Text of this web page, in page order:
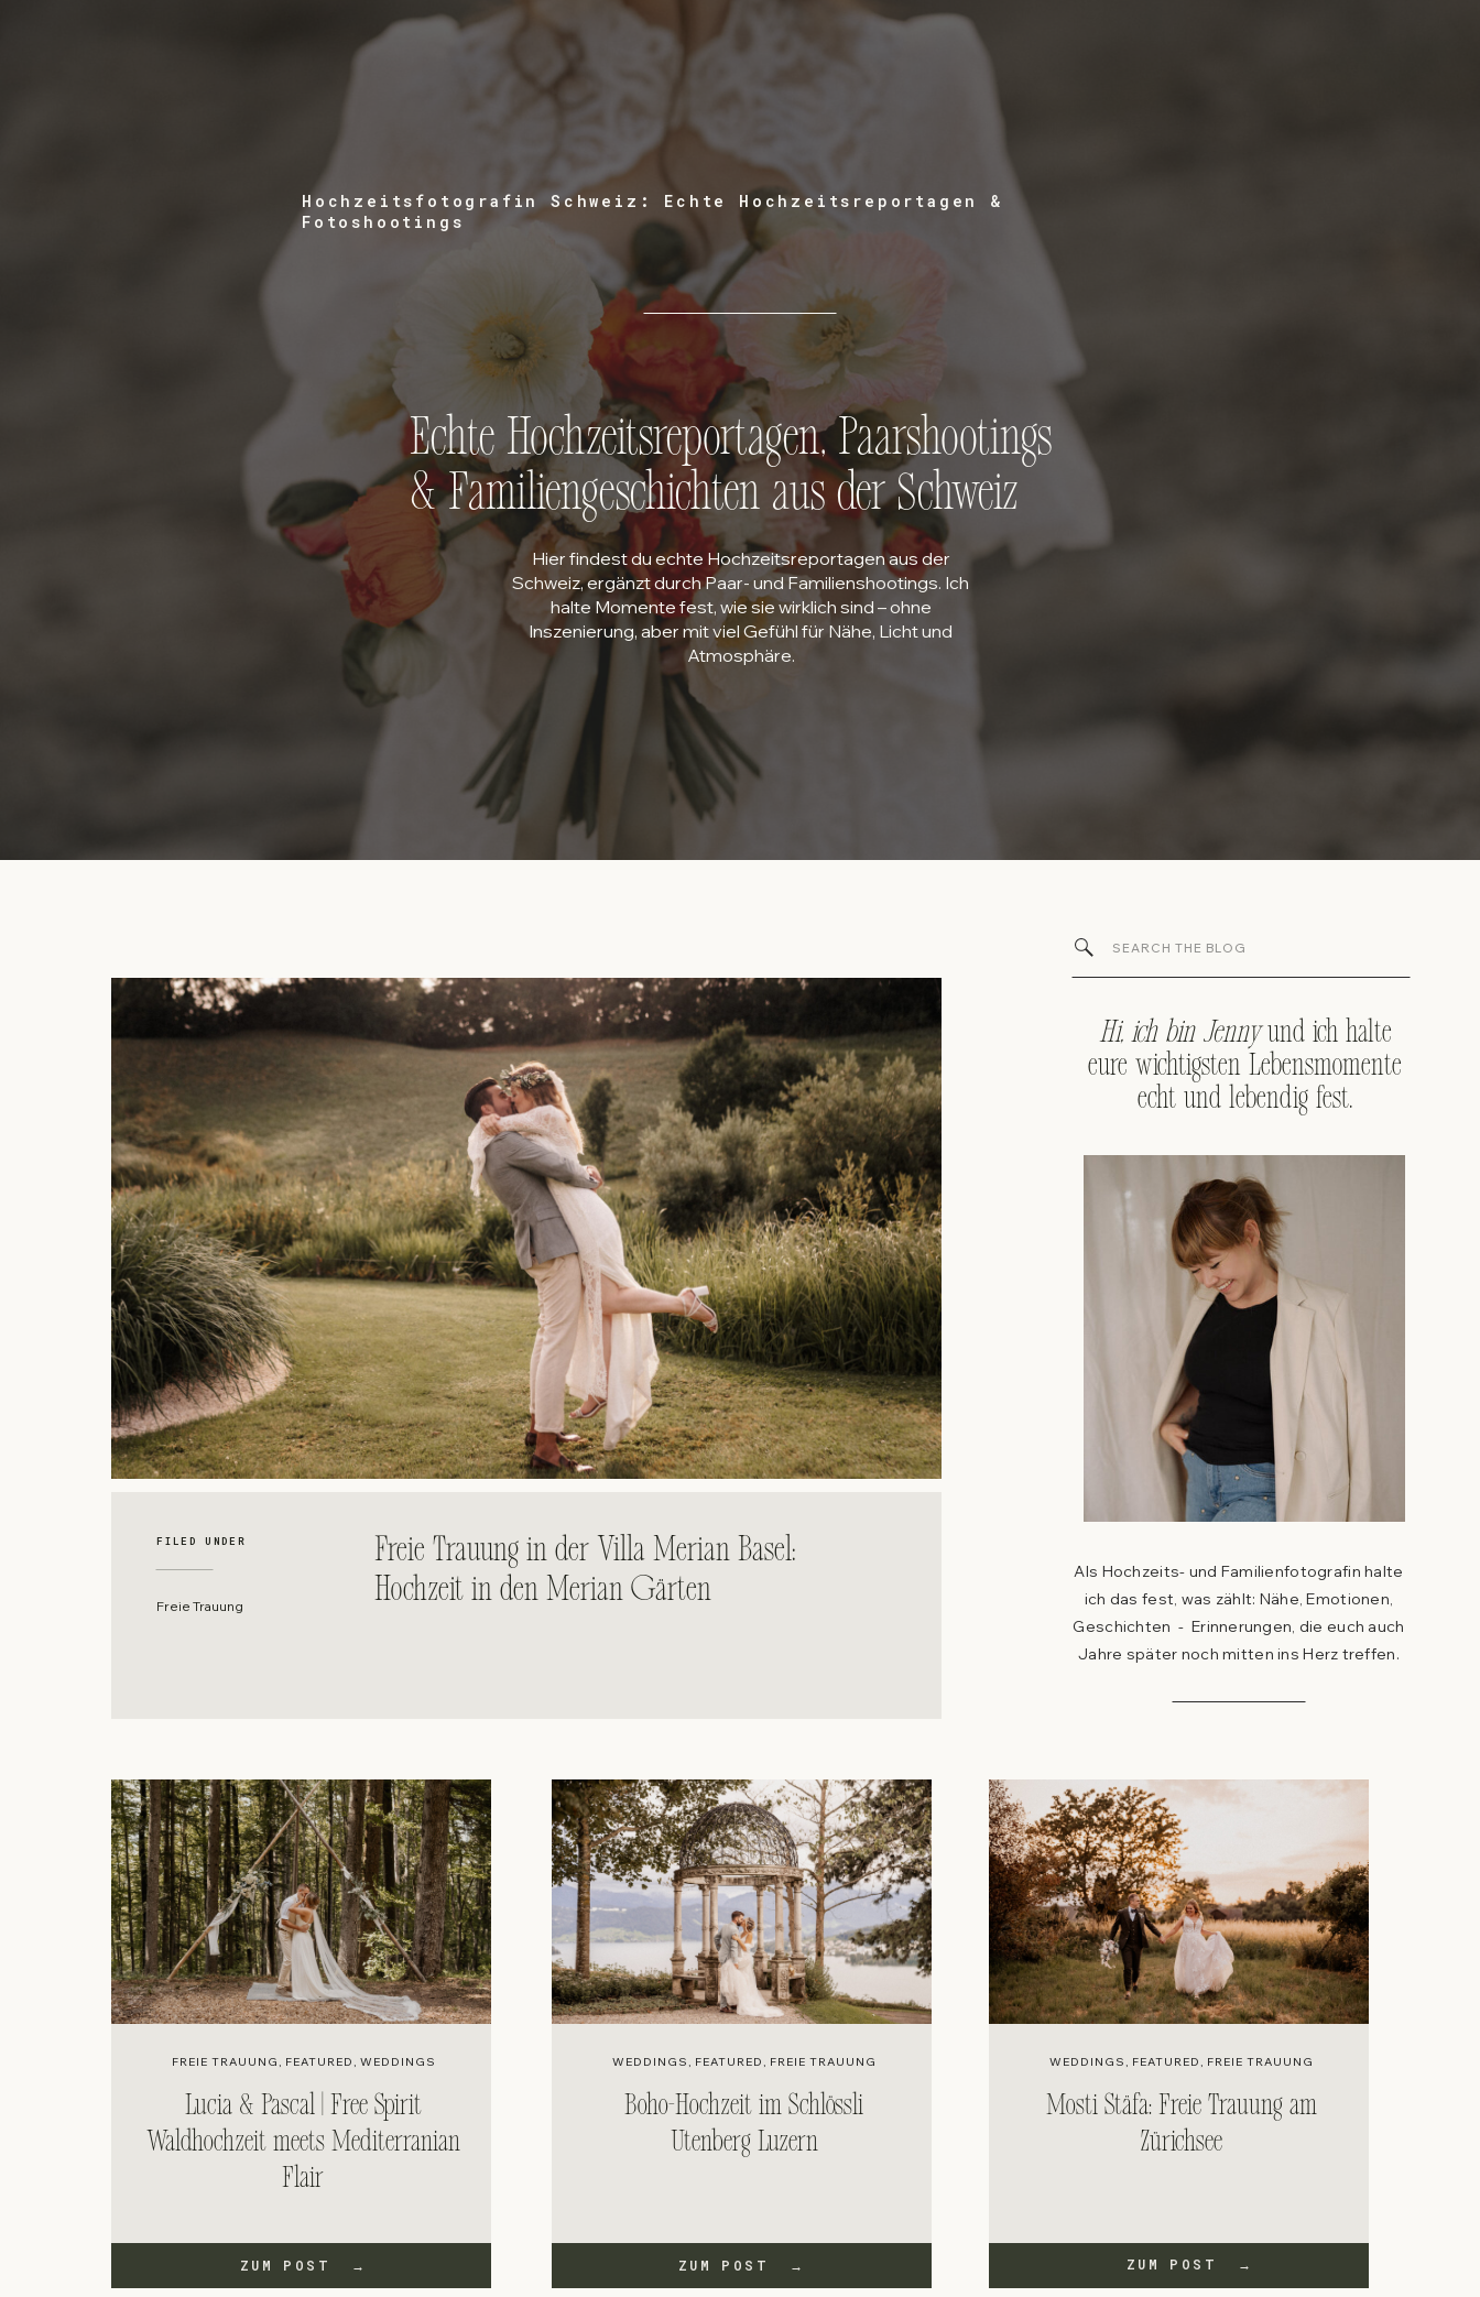
Shootings
About
Echte Hochzeitsreportagen, Paarshootings
& Familiengeschichten aus der Schweiz
Hochzeitsfotografin Schweiz: Echte Hochzeitsreportagen &
Fotoshootings
Hier findest du echte Hochzeitsreportagen aus der
Schweiz, ergänzt durch Paar- und Familienshootings. Ich
halte Momente fest, wie sie wirklich sind – ohne
Inszenierung, aber mit viel Gefühl für Nähe, Licht und
Atmosphäre.
Als Hochzeits- und Familienfotografin halte
ich das fest, was zählt: Nähe, Emotionen,
Geschichten - Erinnerungen, die euch auch
Jahre später noch mitten ins Herz treffen.
Hi, ich bin Jennyund ich halte
eure wichtigsten Lebensmomente
echt und lebendig fest.
Search
Freie Trauung
FILED UNDER
Freie Trauung in der Villa Merian Basel:
Hochzeit in den Merian Gärten
ZUM POST →
Lucia & Pascal | Free Spirit
Waldhochzeit meets Mediterranian
Flair
FREIE TRAUUNG , FEATURED , WEDDINGS
ZUM POST →
ZUM POST →
Boho-Hochzeit im Schlössli
Utenberg Luzern
WEDDINGS , FEATURED , FREIE TRAUUNG
ZUM POST →
Mosti Stäfa: Freie Trauung am
Zürichsee
WEDDINGS , FEATURED , FREIE TRAUUNG